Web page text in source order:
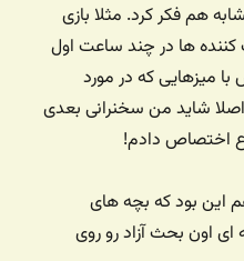
هم فکر کرد. مثلا بازی
ها در چند ساعت اول
میزهایی که در مورد
شاید من سخنرانی بعدی
اختصاص دادم!
این بود که بچه های
اون بحث آزاد رو روی